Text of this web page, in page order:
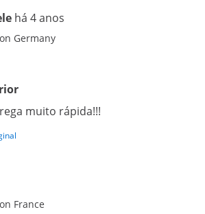
há 4 anos
Germany
muito rápida!!!
France